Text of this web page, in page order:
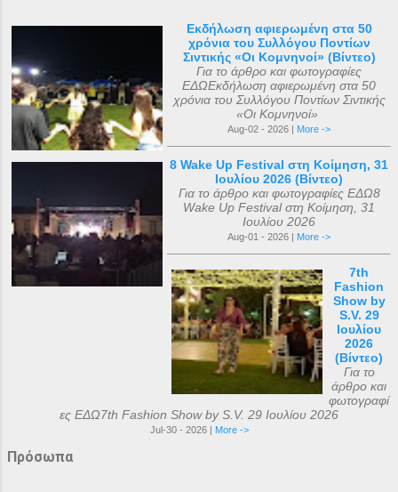
Εκδήλωση αφιερωμένη στα 50
χρόνια του Συλλόγου Ποντίων
Σιντικής «Οι Κομνηνοί» (Βίντεο)
Για το άρθρο και φωτογραφίες
ΕΔΩΕκδήλωση αφιερωμένη στα 50
χρόνια του Συλλόγου Ποντίων Σιντικής
«Οι Κομνηνοί»
Aug-02 - 2026 | More ->
8 Wake Up Festival στη Κοίμηση, 31
Ιουλίου 2026 (Βίντεο)
Για το άρθρο και φωτογραφίες ΕΔΩ8
Wake Up Festival στη Κοίμηση, 31
Ιουλίου 2026
Aug-01 - 2026 | More ->
7th
Fashion
Show by
S.V. 29
Ιουλίου
2026
(Βίντεο)
Για το
άρθρο και
φωτογραφί
ες ΕΔΩ7th Fashion Show by S.V. 29 Ιουλίου 2026
Jul-30 - 2026 | More ->
Πρόσωπα